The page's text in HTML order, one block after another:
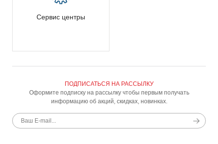
Сервис центры
ПОДПИСАТЬСЯ НА РАССЫЛКУ
Оформите подписку на рассылку чтобы первым получать
информацию об акций, скидках, новинках.